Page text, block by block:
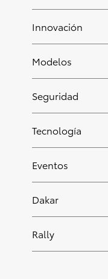
Innovación
Modelos
Seguridad
Tecnología
Eventos
Dakar
Rally